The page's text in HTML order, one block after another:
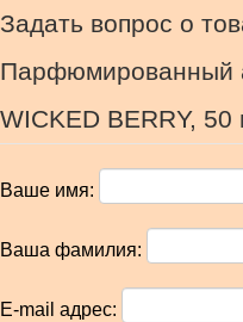
Задать вопрос о
Парфюмированный
WICKED BERRY, 50
Ваше имя:
Ваша фамилия:
E-mail адрес: